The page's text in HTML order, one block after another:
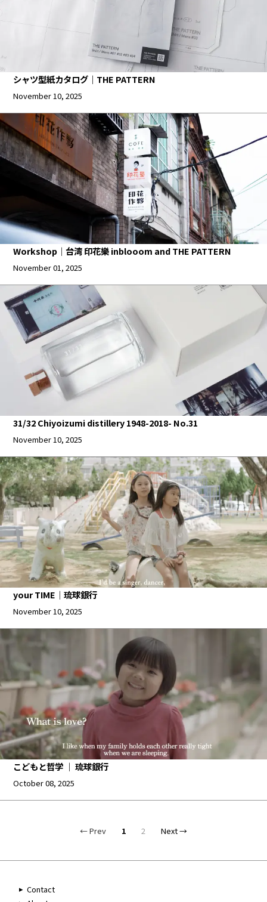
シャツ型紙カタログ｜THE PATTERN
November 10, 2025
Workshop｜台湾 印花樂 inblooom and THE PATTERN
November 01, 2025
31/32 Chiyoizumi distillery 1948-2018- No.31
November 10, 2025
your TIME｜琉球銀行
November 10, 2025
こどもと哲学 ｜ 琉球銀行
October 08, 2025
← Prev 1 2 Next →
Contact